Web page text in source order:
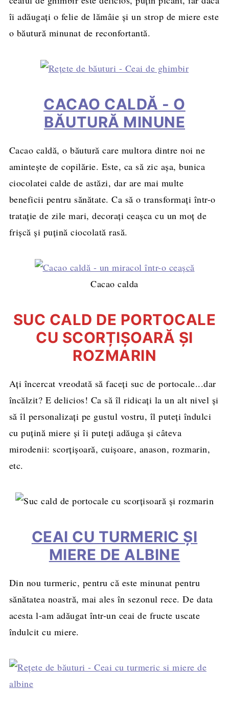
îi adăugați o felie de lămâie și un strop de miere este
o băutură minunat de reconfortantă.
CACAO CALDĂ - O
BĂUTURĂ MINUNE
Cacao caldă, o băutură care multora dintre noi ne
amintește de copilărie. Este, ca să zic așa, bunica
ciocolatei calde de astăzi, dar are mai multe
beneficii pentru sănătate. Ca să o transformați într-o
tratație de zile mari, decorați ceașca cu un moț de
frișcă și puțină ciocolată rasă.
Cacao calda
SUC CALD DE PORTOCALE
CU SCORȚIȘOARĂ ȘI
ROZMARIN
Ați încercat vreodată să faceți suc de portocale...dar
încălzit? E delicios! Ca să îl ridicați la un alt nivel și
să îl personalizați pe gustul vostru, îl puteți îndulci
cu puțină miere și îi puteți adăuga și câteva
mirodenii: scorţişoară, cuişoare, anason, rozmarin,
etc.
CEAI CU TURMERIC ȘI
MIERE DE ALBINE
Din nou turmeric, pentru că este minunat pentru
sănătatea noastră, mai ales în sezonul rece. De data
acesta l-am adăugat într-un ceai de fructe uscate
îndulcit cu miere.